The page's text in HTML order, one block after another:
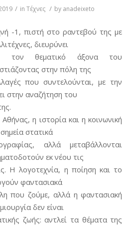
/ inΤέχνες / by anadeixeto
-1, πιστή στο ραντεβού της με
διευρύνει
τον θεματικό άξονα του
στην πόλη της
που συντελούνται, με την
στην αναζήτηση του
η ιστορία και η κοινωνική
στατικά
αλλά μεταβάλλονται
εκ νέου τις
Η λογοτεχνία, η ποίηση και το
φαντασιακά
που ζούμε, αλλά η φαντασιακή
δεν είναι
ζωής: αντλεί τα θέματα της